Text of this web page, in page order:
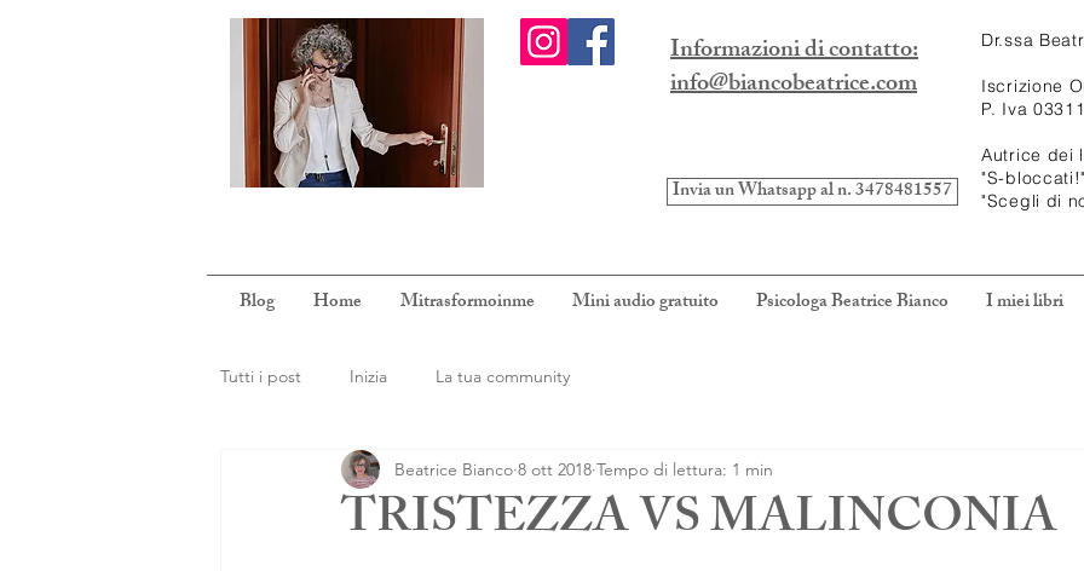
Informazioni di contatto:
info@biancobeatrice.com
Invia un Whatsapp al n. 3478481557
Dr.ssa
Iscrizione
P. Iva
Autrice dei
"S-
"Scegli di
Blog Home Mitrasformoinme Mini audio gratuito Psicologa Beatrice Bianco I miei libri
Tutti i post Inizia La tua community
TRISTEZZA VS MALINCONIA
Beatrice Bianco 8 ott 2018 Tempo di lettura: 1 min